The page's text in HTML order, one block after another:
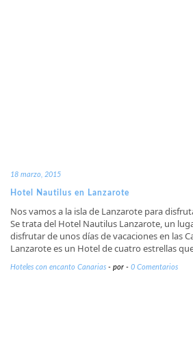
18 marzo, 2015
Hotel Nautilus en Lanzarote
Nos vamos a la isla de Lanzarote para
Se trata del Hotel Nautilus Lanzarote, un
disfrutar de unos días de vacaciones en las
Lanzarote es un Hotel de cuatro estrellas
Hoteles con encanto Canarias - por - 0 Comentarios